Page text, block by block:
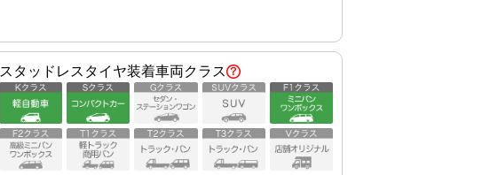
スタッドレスタイヤ装着車両クラス